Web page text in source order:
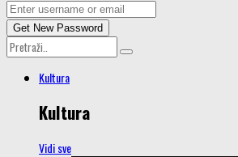
Kultura
Kultura
Vidi sve